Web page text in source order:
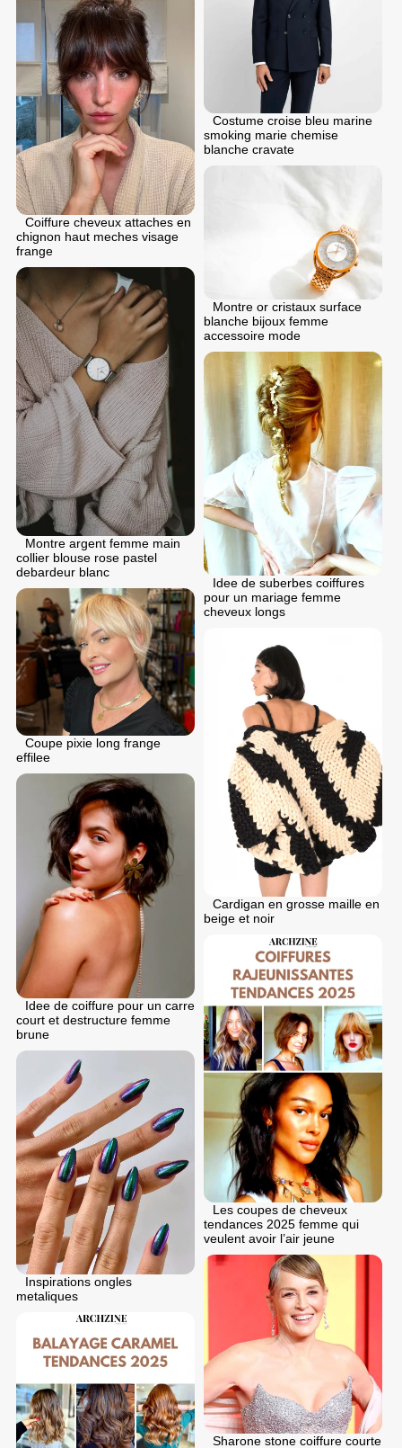
Costume croise bleu marine
smoking marie chemise
blanche cravate
Coiffure cheveux attaches en
chignon haut meches visage
frange
Montre or cristaux surface
blanche bijoux femme
accessoire mode
Montre argent femme main
collier blouse rose pastel
debardeur blanc
Idee de suberbes coiffures
pour un mariage femme
cheveux longs
Coupe pixie long frange
effilee
Cardigan en grosse maille en
beige et noir
Idee de coiffure pour un carre
court et destructure femme
brune
Les coupes de cheveux
tendances 2025 femme qui
veulent avoir l’air jeune
Inspirations ongles
metaliques
Sharone stone coiffure courte